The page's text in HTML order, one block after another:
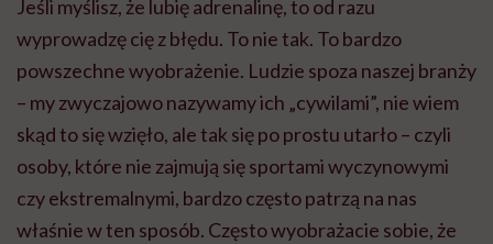
Jeśli myślisz, że lubię adrenalinę, to od razu
wyprowadzę cię z błędu. To nie tak. To bardzo
powszechne wyobrażenie. Ludzie spoza naszej branży
– my zwyczajowo nazywamy ich „cywilami”, nie wiem
skąd to się wzięło, ale tak się po prostu utarło – czyli
osoby, które nie zajmują się sportami wyczynowymi
czy ekstremalnymi, bardzo często patrzą na nas
właśnie w ten sposób. Często wyobrażacie sobie, że